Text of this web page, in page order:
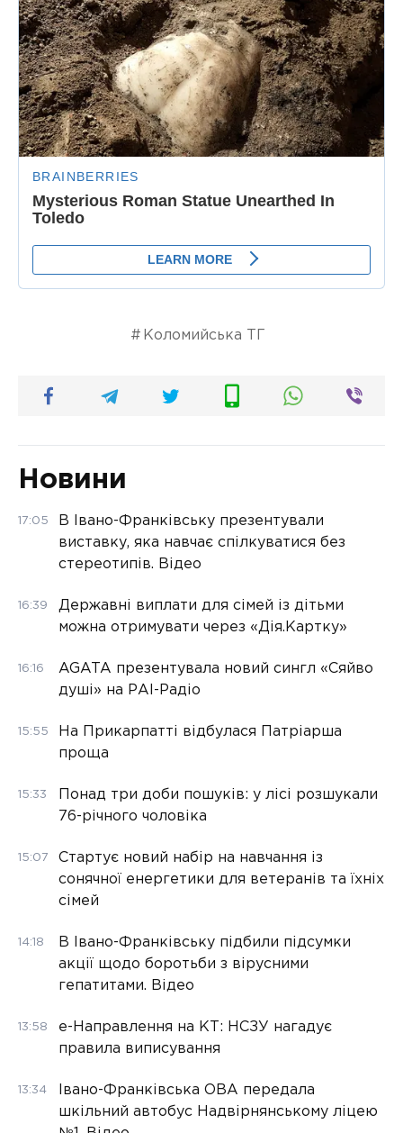
Коломийська ТГ
Новини
17:05
В Івано-Франківську презентували
виставку, яка навчає спілкуватися без
стереотипів. Відео
16:39
Державні виплати для сімей із дітьми
можна отримувати через «Дія.Картку»
16:16
AGATA презентувала новий сингл «Сяйво
душі» на РАІ-Радіо
15:55
На Прикарпатті відбулася Патріарша
проща
15:33
Понад три доби пошуків: у лісі розшукали
76-річного чоловіка
15:07
Стартує новий набір на навчання із
сонячної енергетики для ветеранів та їхніх
сімей
14:18
В Івано-Франківську підбили підсумки
акції щодо боротьби з вірусними
гепатитами. Відео
13:58
е-Направлення на КТ: НСЗУ нагадує
правила виписування
13:34
Івано-Франківська ОВА передала
шкільний автобус Надвірнянському ліцею